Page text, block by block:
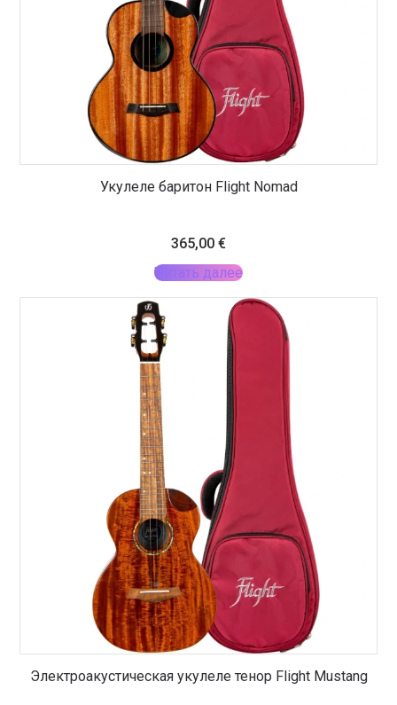
Укулеле баритон Flight Nomad
365,00 €
Читать далее
Электроакустическая укулеле тенор Flight Mustang